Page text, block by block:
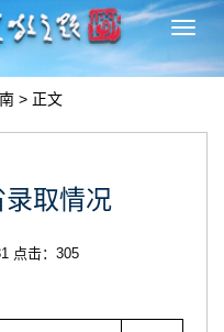
切
换
> 正文
录取情况
点击： 305